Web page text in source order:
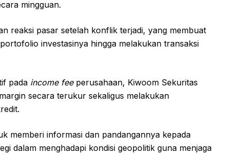
mingguan.
reaksi pasar setelah konflik terjadi, yang membuat
investasinya hingga melakukan transaksi
pada income fee perusahaan, Kiwoom Sekuritas
secara terukur sekaligus melakukan
memberi informasi dan pandangannya kepada
dalam menghadapi kondisi geopolitik guna menjaga